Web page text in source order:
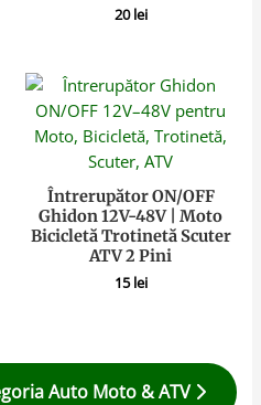
20lei
Întrerupător ON/OFF
Ghidon 12V-48V | Moto
Bicicletă Trotinetă Scuter
ATV 2 Pini
15lei
Auto Moto & ATV